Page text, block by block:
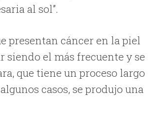
al sol”.
presentan cáncer en la piel
el más frecuente y se
que tiene un proceso largo
casos, se produjo una